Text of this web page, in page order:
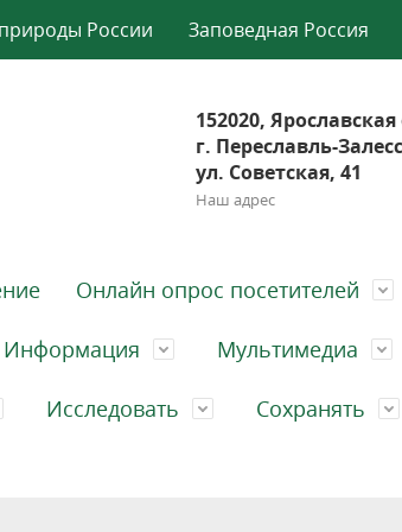
России Заповедная Россия
152020,
г. Переславль-
ул. Советская, 41
Наш адрес
Онлайн опрос посетителей
Информация Мультимедиа
Исследовать Сохранять